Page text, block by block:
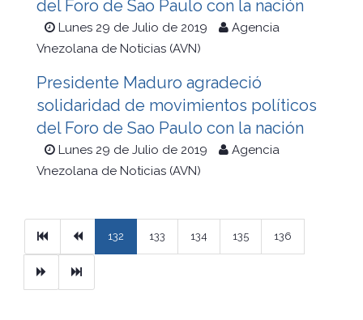
del Foro de Sao Paulo con la nación
Lunes 29 de Julio de 2019
Agencia
Vnezolana de Noticias (AVN)
Presidente Maduro agradeció
solidaridad de movimientos políticos
del Foro de Sao Paulo con la nación
Lunes 29 de Julio de 2019
Agencia
Vnezolana de Noticias (AVN)
PrimeraPrevious
132 133 134 135 136
Ultimo